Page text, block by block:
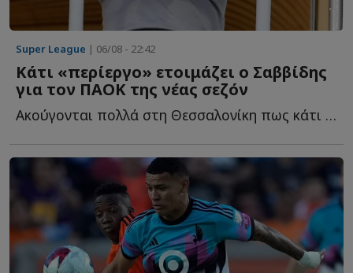
Super League | 06/08 - 22:42
Κάτι «περίεργο» ετοιμάζει ο Σαββίδης
για τον ΠΑΟΚ της νέας σεζόν
Ακούγονται πολλά στη Θεσσαλονίκη πως κάτι «περίεργο» ε...